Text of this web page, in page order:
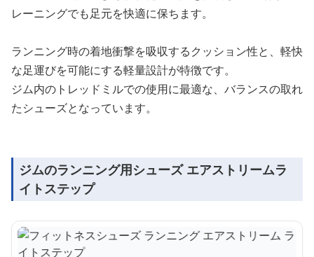
レーニングでも足元を快適に保ちます。
ランニング時の着地衝撃を吸収するクッション性と、軽快
な足運びを可能にする軽量設計が特徴です。
ジム内のトレッドミルでの使用に最適な、バランスの取れ
たシューズとなっています。
ジムのランニング用シューズ エアストリームラ
イトステップ